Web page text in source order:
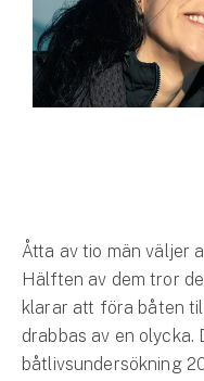
Vattenskoterförsäkring
Sportfiskarna
Kattförsäkring
Djurförsäkring
Hem & hus
Åtta av tio män väljer
Hälften av dem tror
klarar att föra båten
drabbas av en olycka.
båtlivsundersökning